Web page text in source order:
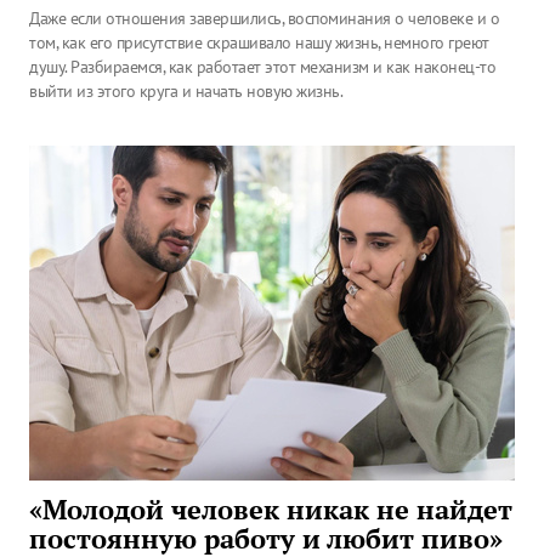
Даже если отношения завершились, воспоминания о человеке и о
том, как его присутствие скрашивало нашу жизнь, немного греют
душу. Разбираемся, как работает этот механизм и как наконец-то
выйти из этого круга и начать новую жизнь.
«Молодой человек никак не найдет
постоянную работу и любит пиво»